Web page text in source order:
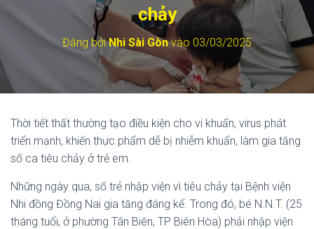
D
A
N
C
chảy
Đăng bởiNhi Sài Gònvào 03/03/2025
Thời tiết thất thường tạo điều kiện cho vi khuẩn, virus phát
triển mạnh, khiến thực phẩm dễ bị nhiễm khuẩn, làm gia tăng
số ca tiêu chảy ở trẻ em.
Những ngày qua, số trẻ nhập viện vì tiêu chảy tại Bệnh viện
Nhi đồng Đồng Nai gia tăng đáng kể. Trong đó, bé N.N.T. (25
tháng tuổi, ở phường Tân Biên, TP Biên Hòa) phải nhập viện